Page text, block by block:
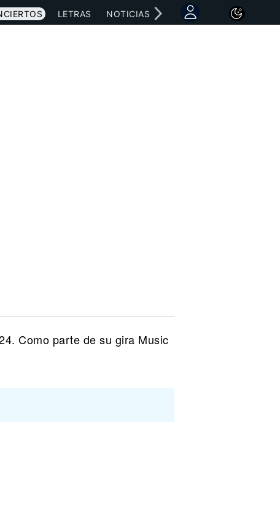
LETRAS NOTICIAS
Como parte de su gira Music